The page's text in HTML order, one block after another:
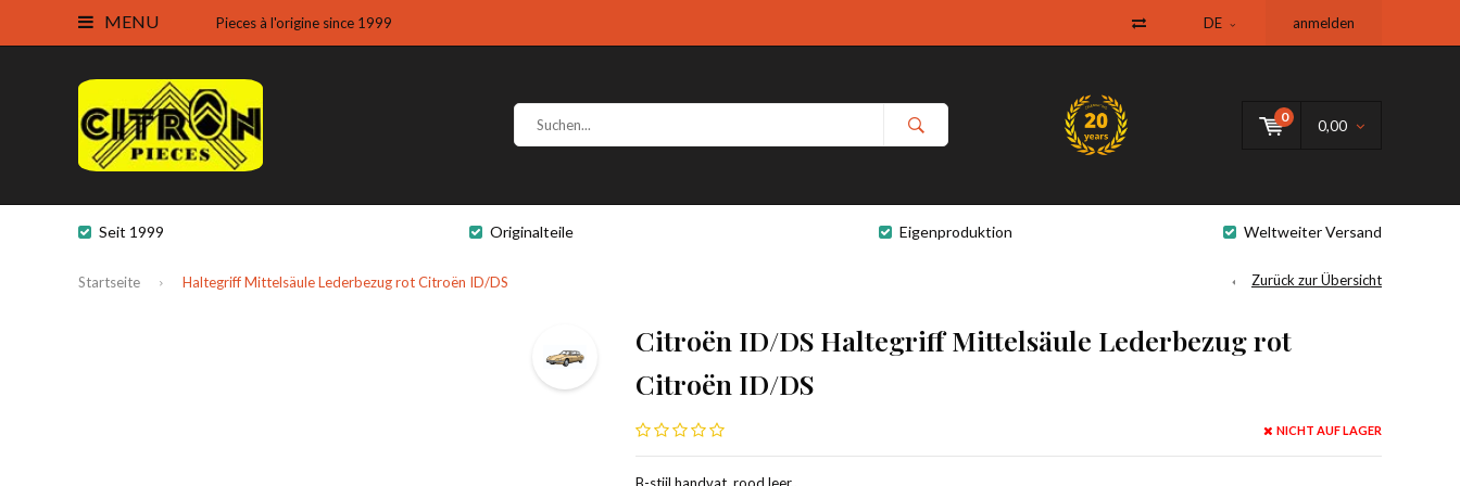
MENU Pieces à l'origine since 1999 DE anmelden
0
0,00
Seit 1999 Originalteile Eigenproduktion Weltweiter Versand
Startseite Haltegriff Mittelsäule Lederbezug rot Citroën ID/DS Zurück zur Übersicht
Citroën ID/DS Haltegriff Mittelsäule Lederbezug rot
Citroën ID/DS
NICHT AUF LAGER
B-stijl handvat, rood leer,.